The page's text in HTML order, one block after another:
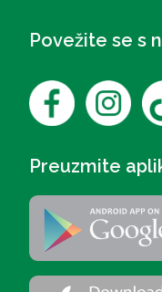
Povežite se s
Preuzmite